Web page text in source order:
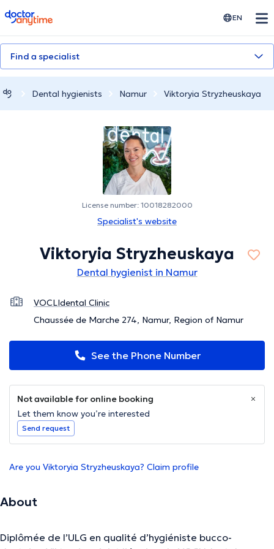
doctoranytime EN
Find a specialist
Dental hygienists Namur Viktoryia Stryzheuskaya
License number: 10018282000
Specialist's website
Viktoryia Stryzheuskaya
Dental hygienist in Namur
VOCLIdental Clinic
Chaussée de Marche 274, Namur, Region of Namur
See the Phone Number
Not available for online booking
Let them know you’re interested
Send request
Are you Viktoryia Stryzheuskaya? Claim profile
About
Diplômée de l’ULG en qualité d’hygiéniste bucco-